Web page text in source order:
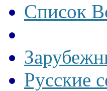
Список
Русские